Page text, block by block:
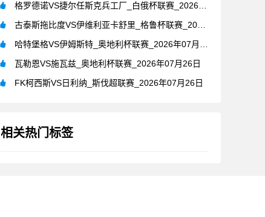
格罗德诺VS捷尔任斯克兵工厂_白俄杯联赛_2026年07月2
古泰斯拖比度VS伊维利亚卡舒里_格鲁杯联赛_2026年07月
哈特堡格VS伊姆斯特_奥地利杯联赛_2026年07月26日
瓦勒恩VS施瓦兹_奥地利杯联赛_2026年07月26日
FK柯西斯VS日利纳_斯伐超联赛_2026年07月26日
相关热门标签